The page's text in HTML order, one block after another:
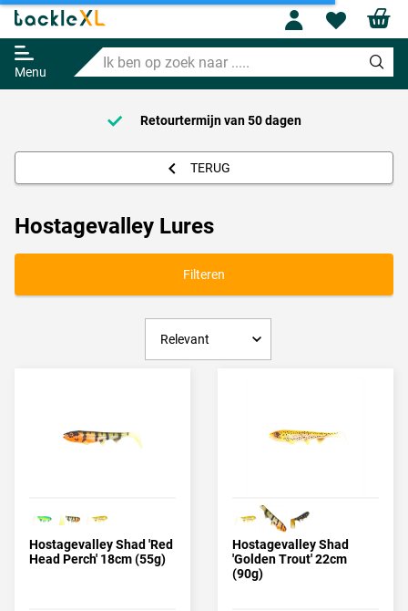
Menu
Ik
ben
op
naar
Profile
Retourtermijn van 50 dagen
TERUG
Hostagevalley Lures
Filteren
Hostagevalley Shad 'Red
Head Perch' 18cm (55g)
Hostagevalley Shad
'Golden Trout' 22cm
(90g)